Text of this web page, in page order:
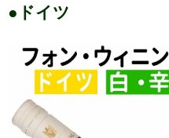
●ドイツ